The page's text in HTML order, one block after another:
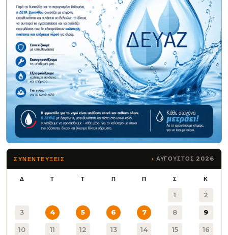
ΣΥΝΕΝΤΕΥΞΕΙΣ ΑΥΓΟΥΣΤΟΣ 2026
Δ Τ Τ Π Π Σ Κ
1 2
3 4 5 6 7 8 9
10 11 12 13 14 15 16